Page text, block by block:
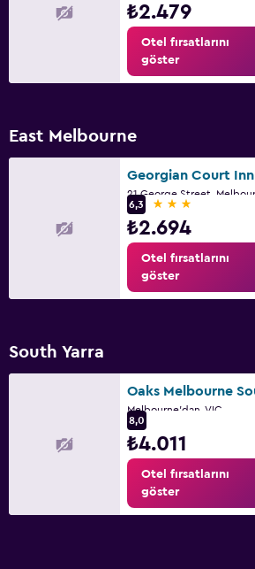
₺2.479
Otel fırsatlarını
göster
East Melbourne
Georgian Court Inn
6,3
3 yıldız
₺2.694
Otel fırsatlarını
göster
South Yarra
Melbourne'dan, VIC
8,0
₺4.011
Otel fırsatlarını
göster